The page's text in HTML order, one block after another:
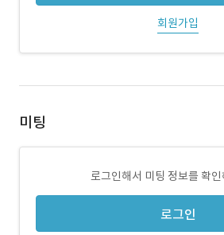
회원가입
미팅
로그인해서 미팅 정보를 확
로그인